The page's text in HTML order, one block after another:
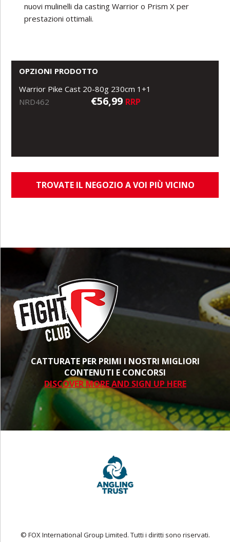
nuovi mulinelli da casting Warrior o Prism X per
prestazioni ottimali.
OPZIONI PRODOTTO
Warrior Pike Cast 20-80g 230cm 1+1
NRD462
€56,99 RRP
TROVATE IL NEGOZIO A VOI PIÙ VICINO
CATTURATE PER PRIMI I NOSTRI MIGLIORI
CONTENUTI E CONCORSI
DISCOVER MORE AND SIGN UP HERE
© FOX International Group Limited. Tutti i diritti sono riservati.